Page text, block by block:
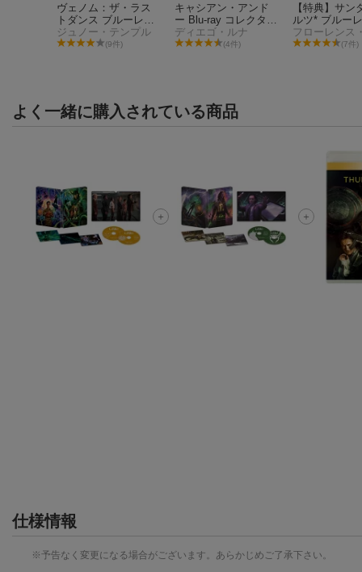
ヴェノム：ザ・ラス
トダンス ブルーレイ
＋DVD セット【Blu-r
ay】
ジュノー・テンプル
(9件)
キャシアン・アンド
ー Blu-ray コレクター
ズ・エディション ス
チールブック(数量限
ディエゴ・ルナ
(4件)
【特典】サン
ルツ* ブルーレ
VD セット【
(「アベンジャ
ドゥームズデ
(7件)
よく一緒に購入されている商品
仕様情報
※予告なく変更になる場合がございます。あらかじめご了承下さい。